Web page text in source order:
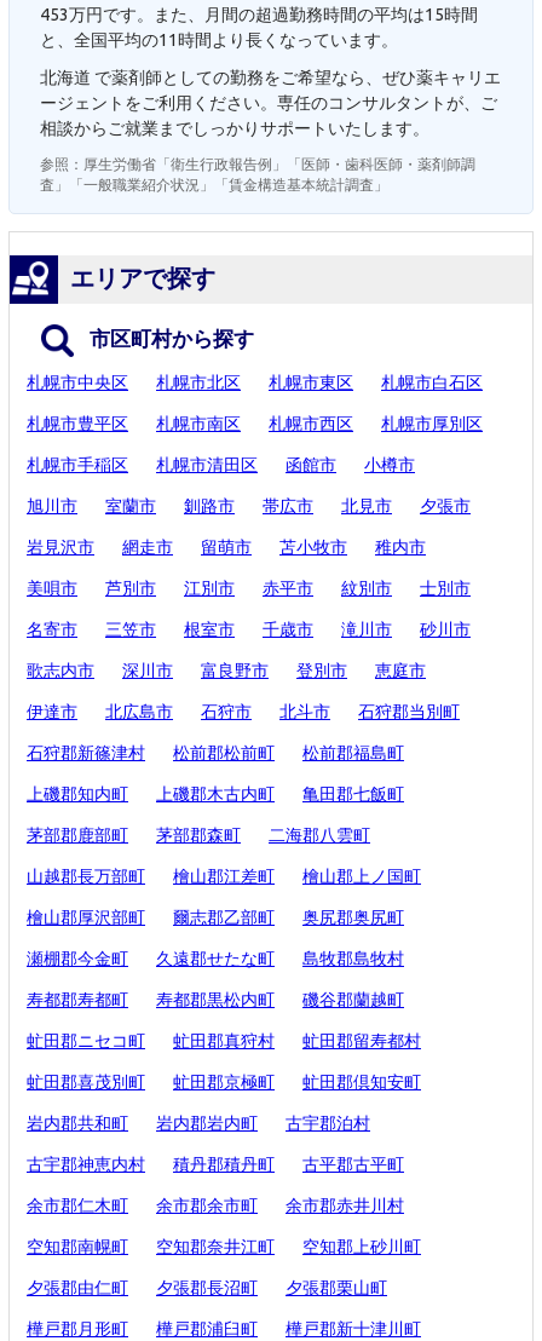
453万円です。また、月間の超過勤務時間の平均は15時間
と、全国平均の11時間より長くなっています。
北海道 で薬剤師としての勤務をご希望なら、ぜひ薬キャリエ
ージェントをご利用ください。専任のコンサルタントが、ご
相談からご就業までしっかりサポートいたします。
参照：厚生労働省「衛生行政報告例」「医師・歯科医師・薬剤師調
査」「一般職業紹介状況」「賃金構造基本統計調査」
エリアで探す
市区町村から探す
札幌市中央区 札幌市北区 札幌市東区 札幌市白石区
札幌市豊平区 札幌市南区 札幌市西区 札幌市厚別区
札幌市手稲区 札幌市清田区 函館市 小樽市
旭川市 室蘭市 釧路市 帯広市 北見市 夕張市
岩見沢市 網走市 留萌市 苫小牧市 稚内市
美唄市 芦別市 江別市 赤平市 紋別市 士別市
名寄市 三笠市 根室市 千歳市 滝川市 砂川市
歌志内市 深川市 富良野市 登別市 恵庭市
伊達市 北広島市 石狩市 北斗市 石狩郡当別町
石狩郡新篠津村 松前郡松前町 松前郡福島町
上磯郡知内町 上磯郡木古内町 亀田郡七飯町
茅部郡鹿部町 茅部郡森町 二海郡八雲町
山越郡長万部町 檜山郡江差町 檜山郡上ノ国町
檜山郡厚沢部町 爾志郡乙部町 奥尻郡奥尻町
瀬棚郡今金町 久遠郡せたな町 島牧郡島牧村
寿都郡寿都町 寿都郡黒松内町 磯谷郡蘭越町
虻田郡ニセコ町 虻田郡真狩村 虻田郡留寿都村
虻田郡喜茂別町 虻田郡京極町 虻田郡倶知安町
岩内郡共和町 岩内郡岩内町 古宇郡泊村
古宇郡神恵内村 積丹郡積丹町 古平郡古平町
余市郡仁木町 余市郡余市町 余市郡赤井川村
空知郡南幌町 空知郡奈井江町 空知郡上砂川町
夕張郡由仁町 夕張郡長沼町 夕張郡栗山町
樺戸郡月形町 樺戸郡浦臼町 樺戸郡新十津川町